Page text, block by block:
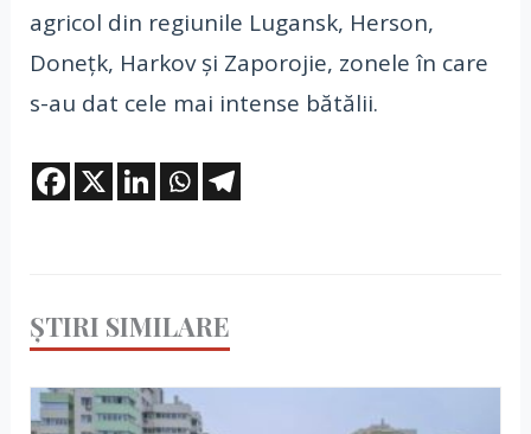
agricol din regiunile Lugansk, Herson,
Donețk, Harkov și Zaporojie, zonele în care
s-au dat cele mai intense bătălii.
ȘTIRI SIMILARE